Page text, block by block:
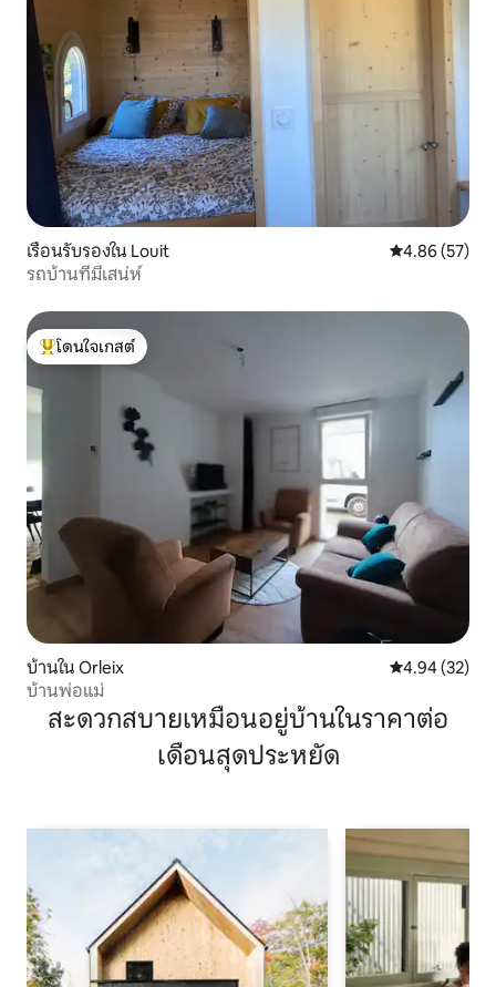
เรือนรับรองใน Louit คะแนนเฉลี่ย
4.86 (57)
รถบ้านที่มีเสน่ห์
โดนใจเกสต์ที่สุด
โดนใจเกสต์
บ้านใน Orleix คะแนนเฉลี่ย
4.94 (32)
บ้านพ่อแม่
สะดวกสบายเหมือนอยู่บ้านในราคาต่อ
เดือนสุดประหยัด